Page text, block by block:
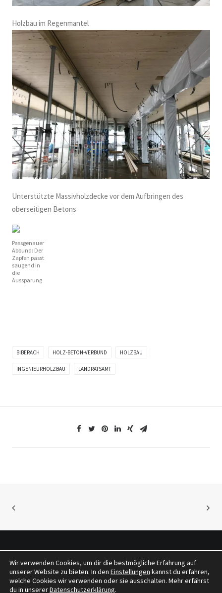
Holzbau im Regenmantel
Unterstützte Massivholzdecke vor dem Aufbringen des
oberseitigen Betons
Passgenauer
Abbund: Der
Zapfen passt
saugend in
die
Aussparung
BIBERACH HOLZ-BETON-VERBUND HOLZBAU
INGENIEURHOLZBAU LANDRATSAMT
© 2026 tragwerkeplus. All rights reserved
Wir verwenden Cookies, um dir die bestmögliche Erfahrung auf
unserer Website zu bieten. In den Einstellungen kannst du erfahren,
welche Cookies wir verwenden oder sie ausschalten. Mehr erfährst
du in unsererDatenschutzerklärung.